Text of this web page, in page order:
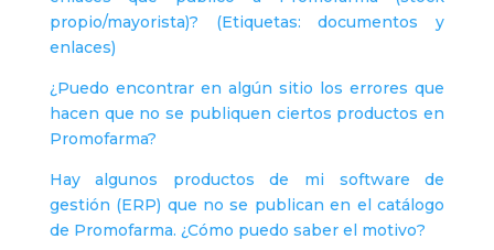
propio/mayorista)? (Etiquetas: documentos y
enlaces)
¿Puedo encontrar en algún sitio los errores que
hacen que no se publiquen ciertos productos en
Promofarma?
Hay algunos productos de mi software de
gestión (ERP) que no se publican en el catálogo
de Promofarma. ¿Cómo puedo saber el motivo?